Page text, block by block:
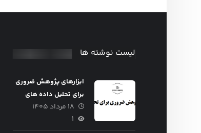
لیست نوشته ها
ابزارهای پژوهش ضروری
برای تحلیل داده های
پایان نامه ♘
۱۸ مرداد ۱۴۰۵
۱
مدیریت استراتژیک
شده
مدیریت